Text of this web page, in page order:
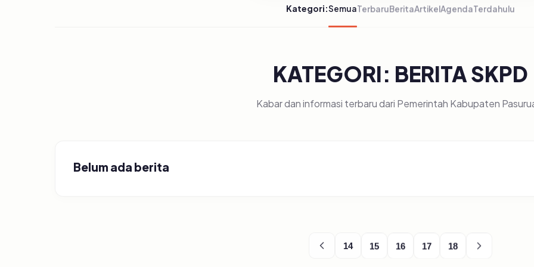
Kategori:SemuaTerbaruBeritaArtikelAgendaTerdahulu
KATEGORI: BERITA SKPD
Kabar dan informasi terbaru dari Pemerintah Kabupaten
Belum ada berita
14 15 16 17 18